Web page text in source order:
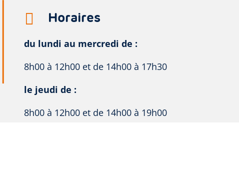
 Horaires
du lundi au mercredi de :
8h00 à 12h00 et de 14h00 à 17h30
le jeudi de :
8h00 à 12h00 et de 14h00 à 19h00